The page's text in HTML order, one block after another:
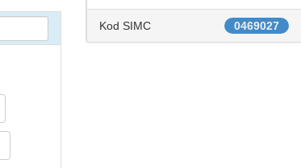
0469027
Kod SIMC